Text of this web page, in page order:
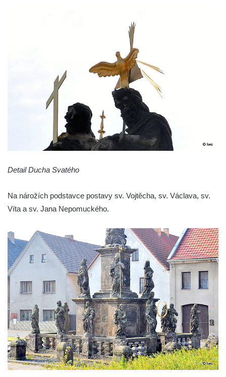
Sloup Panny Marie v Libochovicích
Sloupová boží muka s reliéfy v Jáchymově
Sloup Nejsvětější Trojice v Jáchymově
Sloup Nejsvětější Trojice ve Valči
Sloup Panny Marie ve Valči
Sloup svatého Jana Nepomuckého v Horní
Sloup Panny Marie Polické v Horní Polici
Žandově
Sloup Panny Marie u Černýše
Sloup Panny Marie v Hradci Králové
Sloup Panny Marie v Turnově
Sloup s kaplicí v Železném Brodě
Sloup s kaplicí v Hořicích
Sloup Panny Marie v Semilech
Sloup Panny Marie v Benešově nad
Ploučnicí
Sloup Panny Marie v Cebivi
Sloup Panny Marie v Kynšperku nad Ohří
Detail Ducha Svatého
Na nárožích podstavce postavy sv. Vojtěcha, sv. Václava, sv.
Víta a sv. Jana Nepomuckého.